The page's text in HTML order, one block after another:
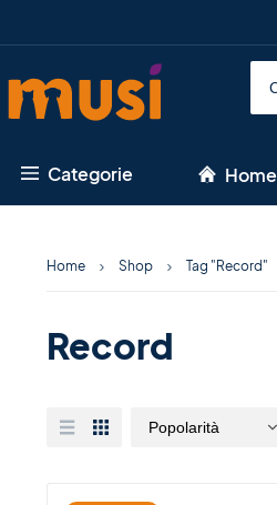
Categorie Home
Home Shop Tag "Record"
Record